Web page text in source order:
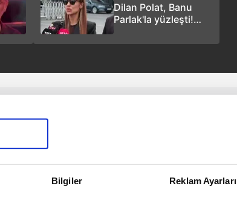
Bilgiler Reklam Ayarları
Dilan Polat, Banu
Parlak'la yüzleşti!
Tek tek şikayetçi